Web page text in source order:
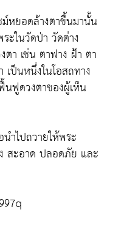
ม์หยอดล้างตาขึ้นมานั้น
ะในวัดป่า วัดต่าง
ตา เช่น ตาฟาง ฝ้า ตา
ป็นหนึ่งในโอสถทาง
นฟูดวงตาของผู้เห็น
ำไปถวายให้พระ
สะอาด ปลอดภัย และ